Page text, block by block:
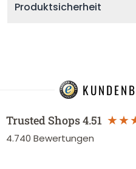
Produktsicherheit
Trusted Shops4.51
4.740 Bewertungen